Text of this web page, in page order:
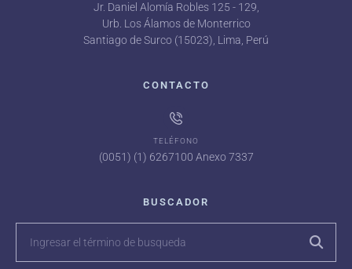
Jr. Daniel Alomía Robles 125 - 129,
Urb. Los Álamos de Monterrico
Santiago de Surco (15023), Lima, Perú
CONTACTO
TELÉFONO
(0051) (1) 6267100 Anexo 7337
BUSCADOR